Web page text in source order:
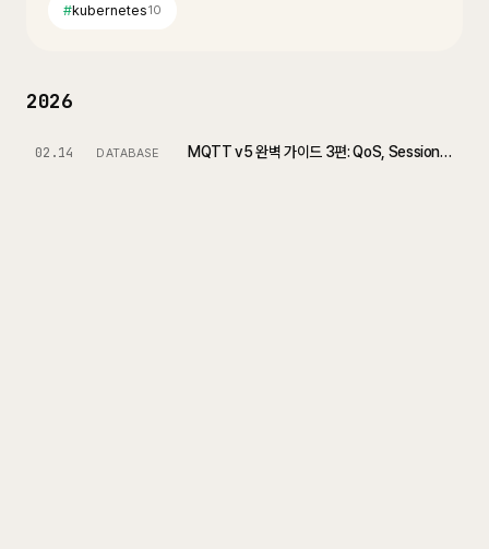
#kubernetes10
2026
02.14 DATABASE MQTT v5 완벽 가이드 3편: QoS, Session, 재연결 전략